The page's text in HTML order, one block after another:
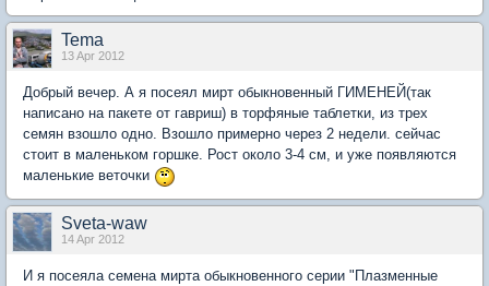
Tema
13 Apr 2012
Добрый вечер. А я посеял мирт обыкновенный ГИМЕНЕЙ(так
написано на пакете от гавриш) в торфяные таблетки, из трех
семян взошло одно. Взошло примерно через 2 недели. сейчас
стоит в маленьком горшке. Рост около 3-4 см, и уже появляются
маленькие веточки
Sveta-waw
14 Apr 2012
И я посеяла семена мирта обыкновенного серии "Плазменные